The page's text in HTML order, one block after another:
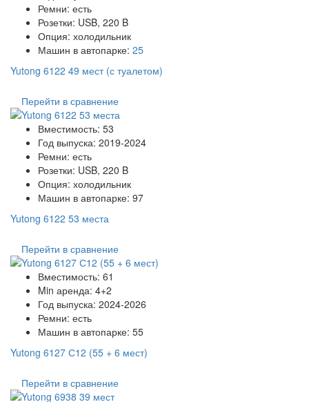
Ремни: есть
Розетки: USB, 220 B
Опция: холодильник
Машин в автопарке: 25
Yutong 6122 49 мест (с туалетом)
Перейти в сравнение
Вместимость: 53
Год выпуска: 2019-2024
Ремни: есть
Розетки: USB, 220 B
Опция: холодильник
Машин в автопарке: 97
Yutong 6122 53 места
Перейти в сравнение
Вместимость: 61
Min аренда: 4+2
Год выпуска: 2024-2026
Ремни: есть
Машин в автопарке: 55
Yutong 6127 С12 (55 + 6 мест)
Перейти в сравнение